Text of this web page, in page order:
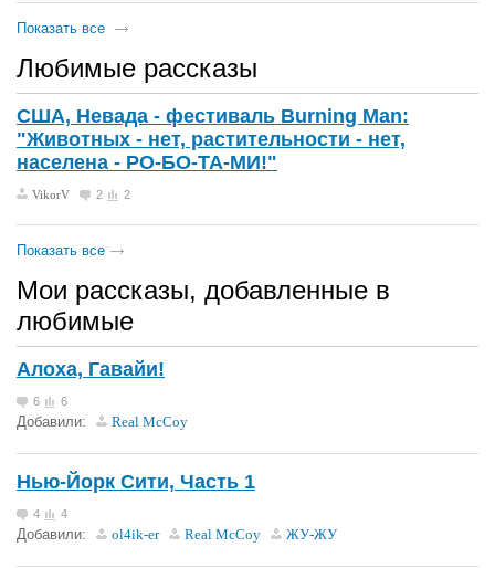
Показать все
Любимые рассказы
США, Невада - фестиваль Burning Man:
"Животных - нет, растительности - нет,
населена - РО-БО-ТА-МИ!"
VikorV 2 2
Показать все
Мои рассказы, добавленные в
любимые
Алоха, Гавайи!
6 6
Добавили: Real McCoy
Нью-Йорк Сити, Часть 1
4 4
Добавили: ol4ik-er Real McCoy ЖУ-ЖУ